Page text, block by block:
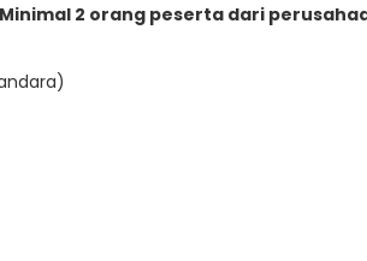
2 orang peserta dari